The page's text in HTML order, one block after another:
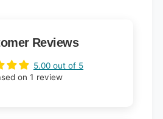
Reviews
5.00 out of 5
on 1 review